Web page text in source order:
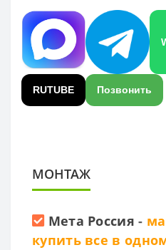
RUTUBE Позвонить
МОНТАЖ
Мета Россия -
купить все в